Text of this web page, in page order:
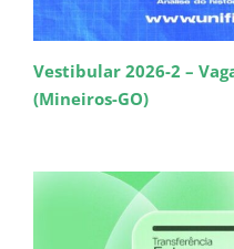
Vestibular 2026-2 –
(Mineiros-GO)